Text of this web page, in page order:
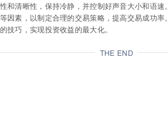
和清晰性，保持冷静，并控制好声音大小和语速
因素，以制定合理的交易策略，提高交易成功
技巧，实现投资收益的最大化。
THE END